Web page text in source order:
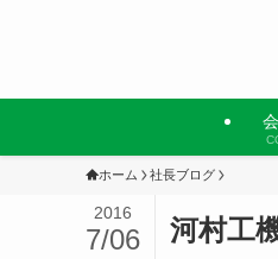
ホーム 社長ブログ
河村工
2016
7/06